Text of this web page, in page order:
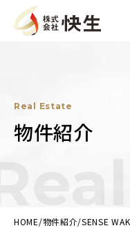
事業内容
Real Estate
物件紹介
HOME 物件紹介 SENSE